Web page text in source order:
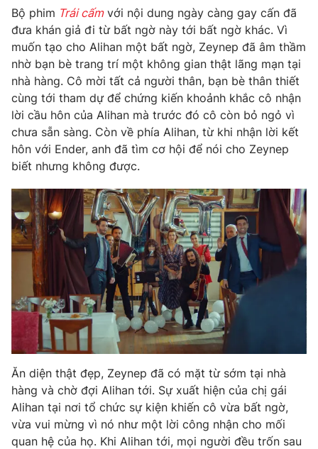
Câu chuyện quốc tế
Thị trường
Góc doanh nghiệp
Dữ liệu và đời sống
Truyền hình
Phim VTV
Hậu trường
Nhân vật
Khán giả
Giải sao mai
Giải trí
Điện ảnh
Âm nhạc
Đời sống
Du lịch
Làm đẹp
Chất lượng cuộc sống
Giáo dục
Tuyển sinh
Học trực tuyến
Công nghệ
Hitech Công nghệ tương lai
Sản phẩm
Thị trường
Tư vấn
Giao lưu trực tuyến
Lịch phát sóng
Chuyên mục khác
Emagazine Podcast
Photo Infographic
Bộ phim Trái cấmvới nội dung ngày càng gay cấn đã
đưa khán giả đi từ bất ngờ này tới bất ngờ khác. Vì
muốn tạo cho Alihan một bất ngờ, Zeynep đã âm thầm
nhờ bạn bè trang trí một không gian thật lãng mạn tại
nhà hàng. Cô mời tất cả người thân, bạn bè thân thiết
cùng tới tham dự để chứng kiến khoảnh khắc cô nhận
lời cầu hôn của Alihan mà trước đó cô còn bỏ ngỏ vì
chưa sẵn sàng. Còn về phía Alihan, từ khi nhận lời kết
hôn với Ender, anh đã tìm cơ hội để nói cho Zeynep
biết nhưng không được.
Ăn diện thật đẹp, Zeynep đã có mặt từ sớm tại nhà
hàng và chờ đợi Alihan tới. Sự xuất hiện của chị gái
Alihan tại nơi tổ chức sự kiện khiến cô vừa bất ngờ,
vừa vui mừng vì nó như một lời công nhận cho mối
quan hệ của họ. Khi Alihan tới, mọi người đều trốn sau